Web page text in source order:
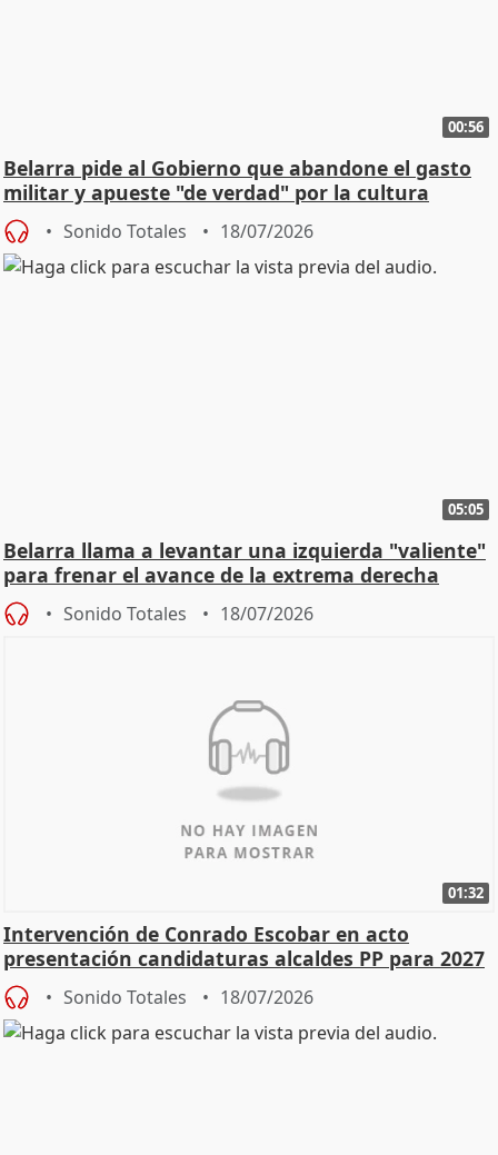
00:56
Belarra pide al Gobierno que abandone el gasto
militar y apueste "de verdad" por la cultura
Sonido Totales 18/07/2026
05:05
Belarra llama a levantar una izquierda "valiente"
para frenar el avance de la extrema derecha
Sonido Totales 18/07/2026
01:32
Intervención de Conrado Escobar en acto
presentación candidaturas alcaldes PP para 2027
Sonido Totales 18/07/2026